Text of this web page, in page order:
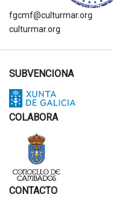
fgcmf@culturmar.org
culturmar.org
SUBVENCIONA
COLABORA
CONTACTO